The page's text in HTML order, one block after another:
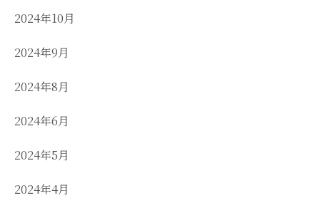
2024年10月
2024年9月
2024年8月
2024年6月
2024年5月
2024年4月